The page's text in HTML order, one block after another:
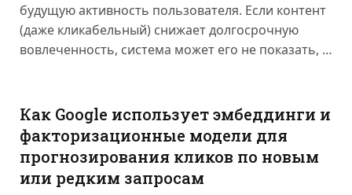
будущую активность пользователя. Если контент
(даже кликабельный) снижает долгосрочную
вовлеченность, система может его не показать, …
Как Google использует эмбеддинги и
факторизационные модели для
прогнозирования кликов по новым
или редким запросам